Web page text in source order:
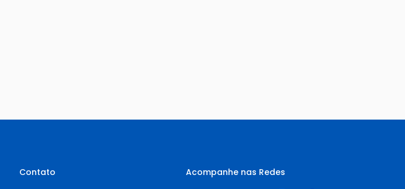
Contato
Acompanhe nas Redes